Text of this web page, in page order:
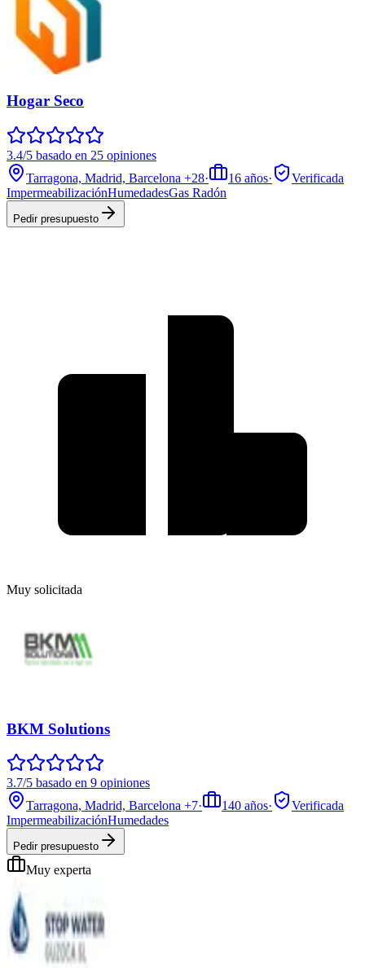
Hogar Seco
3.4/5 basado en 25 opiniones
Tarragona, Madrid, Barcelona +28· 16 años·
Verificada
ImpermeabilizaciónHumedadesGas Radón
Pedir presupuesto
Muy solicitada
BKM Solutions
3.7/5 basado en 9 opiniones
Tarragona, Madrid, Barcelona +7· 140 años·
Verificada
ImpermeabilizaciónHumedades
Pedir presupuesto
Muy experta